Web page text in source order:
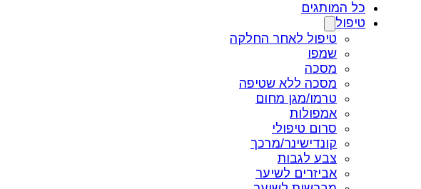
כל המותגים
טיפול
טיפול לאחר החלקה
שמפו
מסכה
מסכה ללא שטיפה
טרמו/מגן מחום
אמפולות
סרום טיפולי
קונדישינר/מרכך
צבע לגבות
אביזרים לשיער